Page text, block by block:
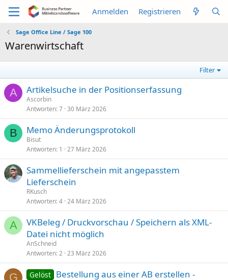
Anmelden Registrieren
Sage Office Line / Sage 100
Warenwirtschaft
Filter
A Artikelsuche in der Positionserfassung
Ascorbin
Antworten 7 30 März 2026
B Memo Änderungsprotokoll
Bisut
Antworten 1 27 März 2026
Sammellieferschein mit angepasstem
Lieferschein
RKusch
Antworten 4 24 März 2026
A
VKBeleg / Druckvorschau / Speichern als XML-
Datei nicht möglich
AnSchneid
Antworten 2 23 März 2026
G Gelöst Bestellung aus einer AB erstellen -